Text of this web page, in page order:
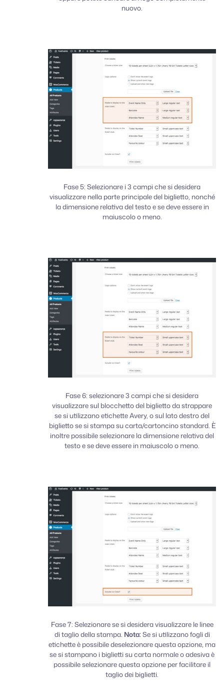
nuovo.
Fase 5: Selezionare i 3 campi che si desidera
visualizzare nella parte principale del biglietto, nonché
la dimensione relativa del testo e se deve essere in
maiuscolo o meno.
Fase 6: selezionare 3 campi che si desidera
visualizzare sul blocchetto del biglietto da strappare
se si utilizzano etichette Avery, o sul lato destro del
biglietto se si stampa su carta/cartoncino standard. È
inoltre possibile selezionare la dimensione relativa del
testo e se deve essere in maiuscolo o meno.
Fase 7: Selezionare se si desidera visualizzare le linee
di taglio della stampa. Nota:Se si utilizzano fogli di
etichette è possibile deselezionare questa opzione, ma
se si stampano i biglietti su carta normale o adesiva è
possibile selezionare questa opzione per facilitare il
taglio dei biglietti.